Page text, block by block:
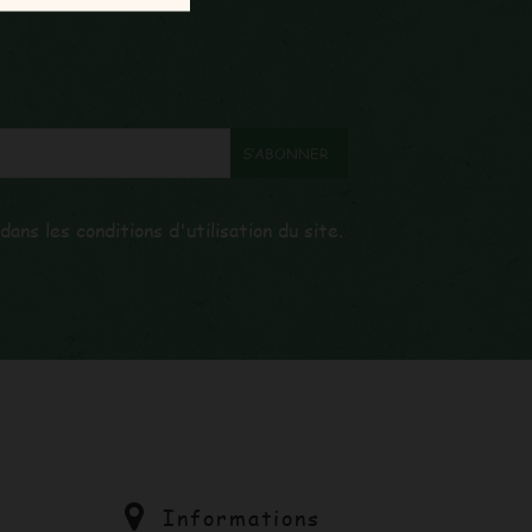
les conditions d'utilisation du site.
Informations